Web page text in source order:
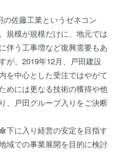
佐藤工業というゼネコン
規模が規模だけに、地元では
伴う工事増など復興需要もあ
が、2019年12月、戸田建設
を中心とした受注ではやがて
めには更なる技術の獲得や他
、戸田グループ入りをご決断
下に入り経営の安定を目指す
域での事業展開を目的に検討